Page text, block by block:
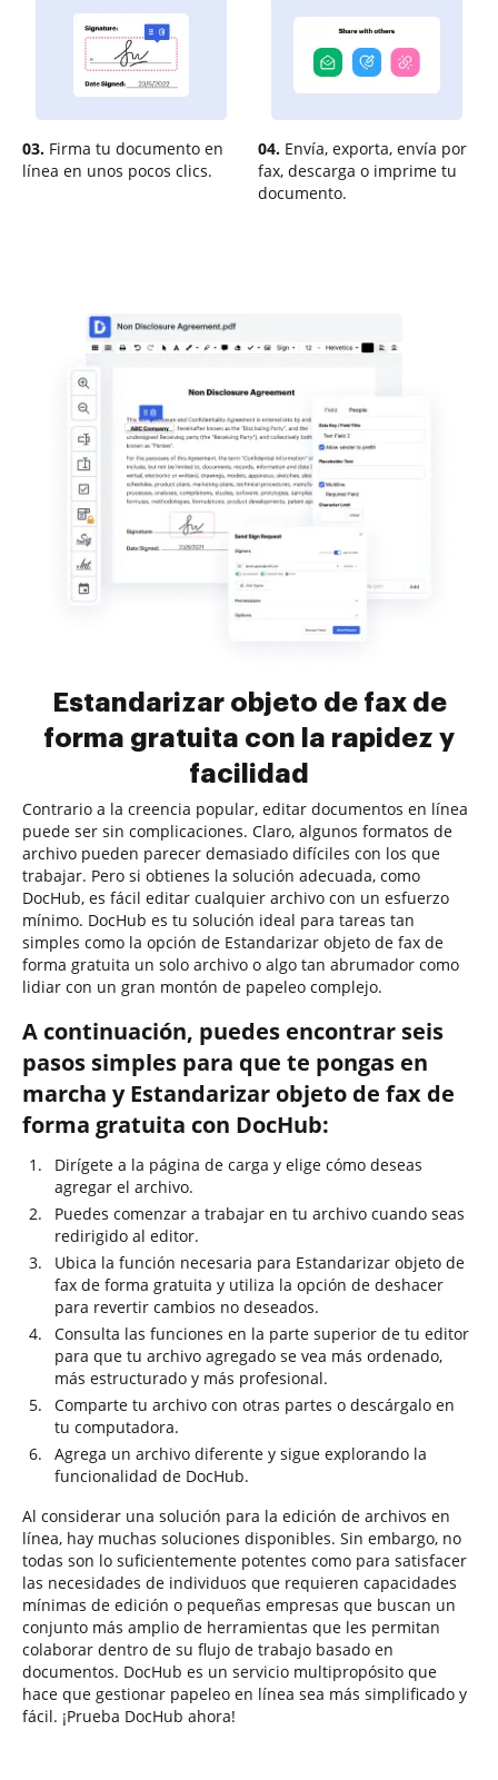
03. Firma tu documento en
línea en unos pocos clics.
04. Envía, exporta, envía por
fax, descarga o imprime tu
documento.
Estandarizar objeto de fax de
forma gratuita con la rapidez y
facilidad
Contrario a la creencia popular, editar documentos en línea
puede ser sin complicaciones. Claro, algunos formatos de
archivo pueden parecer demasiado difíciles con los que
trabajar. Pero si obtienes la solución adecuada, como
DocHub, es fácil editar cualquier archivo con un esfuerzo
mínimo. DocHub es tu solución ideal para tareas tan
simples como la opción de Estandarizar objeto de fax de
forma gratuita un solo archivo o algo tan abrumador como
lidiar con un gran montón de papeleo complejo.
A continuación, puedes encontrar seis
pasos simples para que te pongas en
marcha y Estandarizar objeto de fax de
forma gratuita con DocHub:
Dirígete a la página de carga y elige cómo deseas
agregar el archivo.
Puedes comenzar a trabajar en tu archivo cuando seas
redirigido al editor.
Ubica la función necesaria para Estandarizar objeto de
fax de forma gratuita y utiliza la opción de deshacer
para revertir cambios no deseados.
Consulta las funciones en la parte superior de tu editor
para que tu archivo agregado se vea más ordenado,
más estructurado y más profesional.
Comparte tu archivo con otras partes o descárgalo en
tu computadora.
Agrega un archivo diferente y sigue explorando la
funcionalidad de DocHub.
Al considerar una solución para la edición de archivos en
línea, hay muchas soluciones disponibles. Sin embargo, no
todas son lo suficientemente potentes como para satisfacer
las necesidades de individuos que requieren capacidades
mínimas de edición o pequeñas empresas que buscan un
conjunto más amplio de herramientas que les permitan
colaborar dentro de su flujo de trabajo basado en
documentos. DocHub es un servicio multipropósito que
hace que gestionar papeleo en línea sea más simplificado y
fácil. ¡Prueba DocHub ahora!